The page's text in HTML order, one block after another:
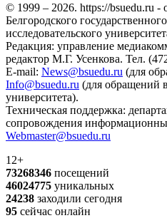
© 1999 – 2026. https://bsuedu.ru
Белгородского
исследовательского
Редакция: управление
редактор М.Г. Усенкова. Тел.
E-mail: News@bsuedu.ru (для
Info@bsuedu.ru (для обращений
университета).
Техническая поддержка:
сопровождения
Webmaster@bsuedu.ru
12+
73268346 посещений
46024775 уникальных
24238 заходили сегодня
95 сейчас онлайн